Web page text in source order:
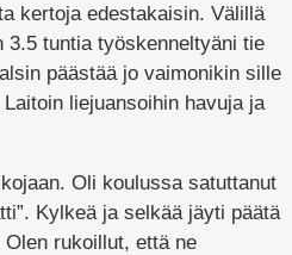
kertoja edestakaisin. Välillä
3.5 tuntia työskenneltyäni tie
päästää jo vaimonikin sille
liejuansoihin havuja ja
Oli koulussa satuttanut
Kylkeä ja selkää jäyti päätä
rukoillut, että ne